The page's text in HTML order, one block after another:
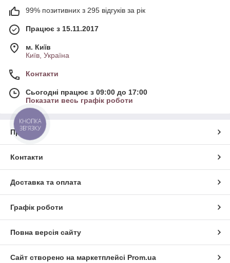
99% позитивних з 295 відгуків за рік
Працює з 15.11.2017
м. Київ
Київ, Україна
Контакти
Сьогодні працює з 09:00 до 17:00
Показати весь графік роботи
Про нас
Контакти
Доставка та оплата
Графік роботи
Повна версія сайту
Сайт створено на маркетплейсі Prom.ua
КНОПКА
ЗВ'ЯЗКУ